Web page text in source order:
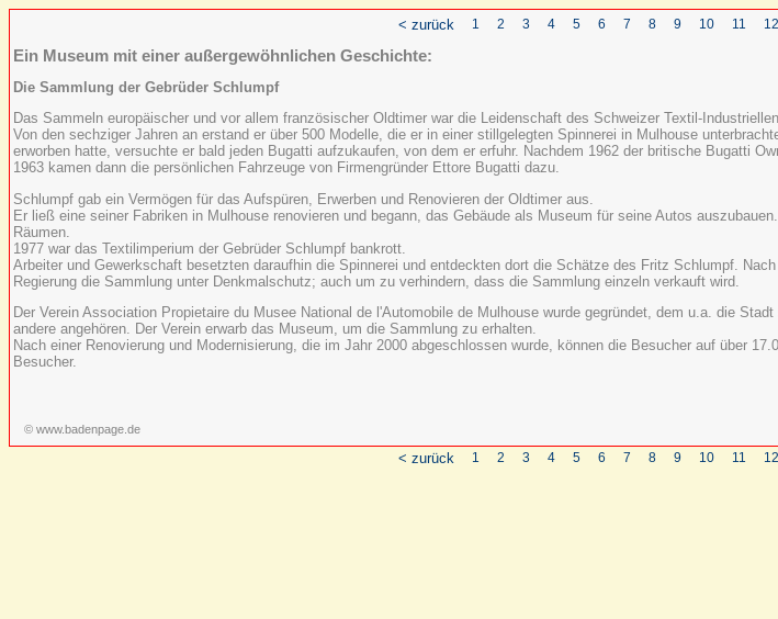
< zurück 1 2 3 4 5 6 7 8 9 10 11 12
Ein Museum mit einer außergewöhnlichen Geschichte:
Die Sammlung der Gebrüder Schlumpf
Das Sammeln europäischer und vor allem französischer Oldtimer war die Leidenschaft des Schweizer Textil-
Von den sechziger Jahren an erstand er über 500 Modelle, die er in einer stillgelegten Spinnerei in Mulhouse
erworben hatte, versuchte er bald jeden Bugatti aufzukaufen, von dem er erfuhr. Nachdem 1962 der britische Bugatti
1963 kamen dann die persönlichen Fahrzeuge von Firmengründer Ettore Bugatti dazu.
Schlumpf gab ein Vermögen für das Aufspüren, Erwerben und Renovieren der Oldtimer aus.
Er ließ eine seiner Fabriken in Mulhouse renovieren und begann, das Gebäude als Museum für seine Autos
Räumen.
1977 war das Textilimperium der Gebrüder Schlumpf bankrott.
Arbeiter und Gewerkschaft besetzten daraufhin die Spinnerei und entdeckten dort die Schätze des Fritz Schlumpf.
Regierung die Sammlung unter Denkmalschutz; auch um zu verhindern, dass die Sammlung einzeln verkauft wird.
Der Verein Association Propietaire du Musee National de l'Automobile de Mulhouse wurde gegründet, dem u.a. die
andere angehören. Der Verein erwarb das Museum, um die Sammlung zu erhalten.
Nach einer Renovierung und Modernisierung, die im Jahr 2000 abgeschlossen wurde, können die Besucher auf über
Besucher.
© www.badenpage.de
< zurück 1 2 3 4 5 6 7 8 9 10 11 12